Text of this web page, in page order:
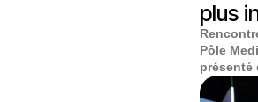
plus
Pôle
présenté